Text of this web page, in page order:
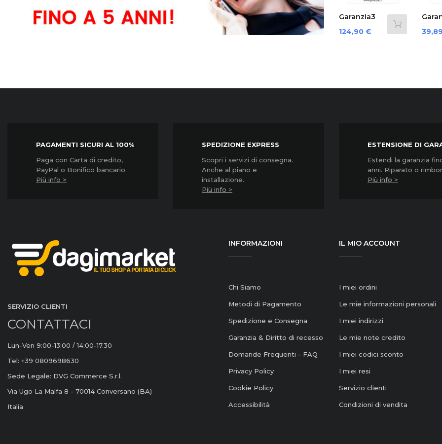
Garanzia3
Grpd3500...
Garanzia3
Grpd31000...
Garanzia3
Grpd32000...
Prezzo
85,90 €
Garanzia3
Grpd35000...
Prezzo
124,90 €
Garanzia3
Cover 12
Mesi...
39,89 €
PAGAMENTI SICURI AL 100%
Paga con Carta di credito,
PayPal o Bonifico bancario.
Più info >
SPEDIZIONE EXPRESS
Scopri i servizi di consegna.
Anche al piano e
installazione.
Più info >
ESTENSIONE DI
Estendi la garanzia
anni. Riparato o
Più info >
SERVIZIO CLIENTI
CONTATTACI
Lun-Ven 9:00-13:00 / 14:00-17.30
Tel: +39 0809698630
Sede Legale: DVG Commerce S.r.l.
Via Ugo La Malfa 8 - 70014 Conversano (BA)
Italia
INFORMAZIONI
Chi Siamo
Metodi di Pagamento
Spedizione e Consegna
Garanzia & Diritto di recesso
Domande Frequenti - FAQ
Privacy Policy
Cookie Policy
Accessibilità
IL MIO ACCOUNT
I miei ordini
Le mie informazioni personali
I miei indirizzi
Le mie note credito
I miei codici sconto
I miei resi
Servizio clienti
Condizioni di vendita